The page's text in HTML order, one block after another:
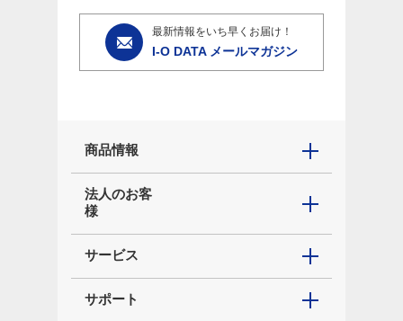
最新情報をいち早くお届け！
I-O DATA メールマガジン
商品情報
法人のお客
様
サービス
サポート